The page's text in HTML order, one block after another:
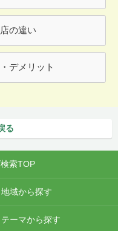
の違い
デメリット
る
索TOP
地域から探す
テーマから探す